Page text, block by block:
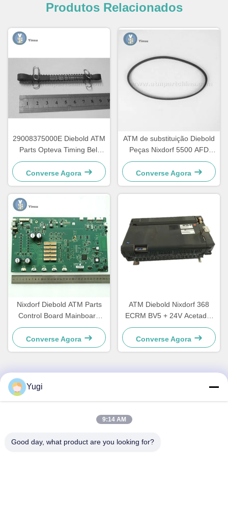
Produtos Relacionados
29008375000E Diebold ATM
Parts Opteva Timing Belt
Cinturão de transporte 67T
Converse Agora
ATM de substituição Diebold
Peças Nixdorf 5500 AFD
445T Cinturão de transporte
2900837500AH
Converse Agora
Nixdorf Diebold ATM Parts
Control Board Mainboard
CCA Discovery
49242480000B
Converse Agora
ATM Diebold Nixdorf 368
ECRM BV5 + 24V Acetador
de contas Validador de
peças 49238415000A
Converse Agora
Contato rápido
EastRoad, Shunjiang Community Industrial Park, Beijiao
Yugi
9:14 AM
Good day, what product are you looking for?